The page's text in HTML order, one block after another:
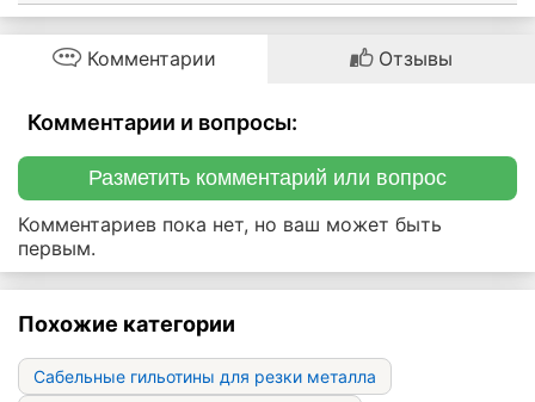
Комментарии Отзывы
Комментарии и вопросы:
Разметить комментарий или вопрос
Комментариев пока нет, но ваш может быть
первым.
Похожие категории
Сабельные гильотины для резки металла